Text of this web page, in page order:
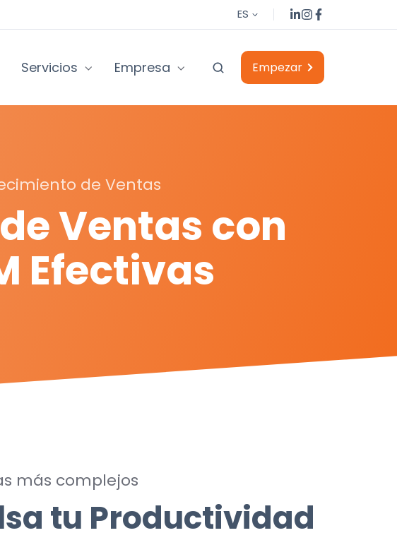
ES Explore nuestras publicaciones de LinkedIn
Explore nuestras publicaciones de Instagram
Explore nuestras publicaciones de Facebook
Servicios Empresa Empezar
de Ventas
Ventas con
Efectivas
más complejos
tu Productividad